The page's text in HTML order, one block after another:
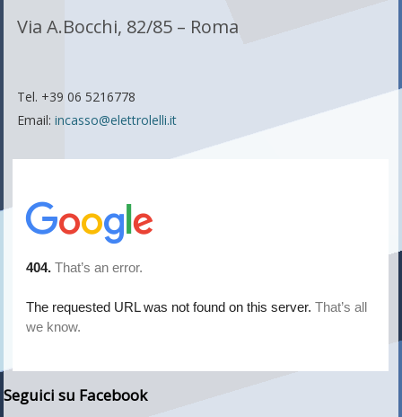
Via A.Bocchi, 82/85 – Roma
Tel. +39 06 5216778
Email:incasso@elettrolelli.it
Seguici su Facebook